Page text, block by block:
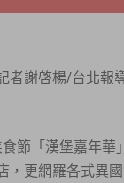
者謝啓楊/台北報
節「漢堡嘉年華
，更網羅各式異